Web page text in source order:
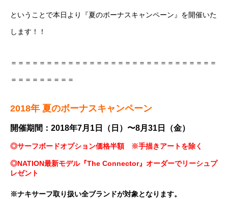
ということで本日より『夏のボーナスキャンペーン』を開催いた
します！！
＝＝＝＝＝＝＝＝＝＝＝＝＝＝＝＝＝＝＝＝＝＝＝＝＝＝＝＝＝
＝＝＝＝＝＝＝＝＝
2018年 夏のボーナスキャンペーン
開催期間：2018年7月1日（日）〜8月31日（金）
◎サーフボードオプション価格半額 ※手描きアートを除く
◎NATION最新モデル『The Connector』オーダーでリーシュプ
レゼント
※ナキサーフ取り扱い全ブランドが対象となります。